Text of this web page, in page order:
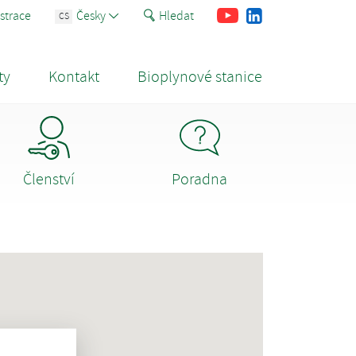
CS Česky Hledat FacebookYoutube
Kontakt Bioplynové stanice
Členství Poradna